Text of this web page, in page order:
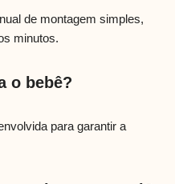
de montagem simples,
minutos.
o bebê?
para garantir a